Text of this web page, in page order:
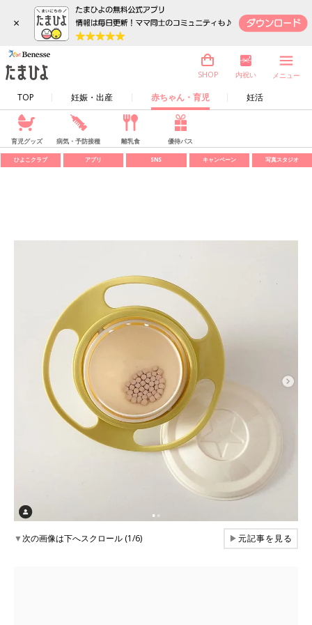
×
TOP 妊娠・出産 赤ちゃん・育児 妊活
SHOP 内祝い メニュー
育児グッズ 病気・予防接種 離乳食 優待パス
ひよこクラブ アプリ SNS キャンペーン 写真スタジオ
▼次の画像は下へスクロール (1/6) ▶元記事を見る